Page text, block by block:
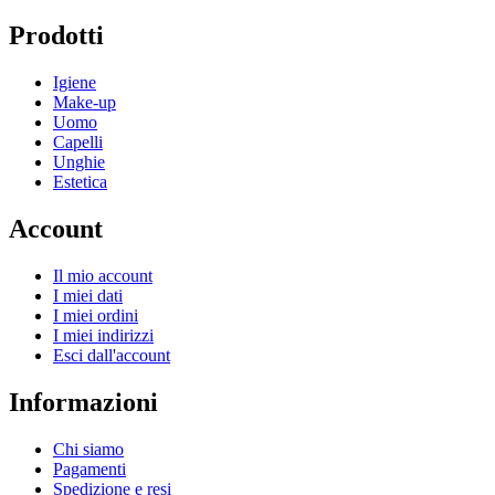
Prodotti
Igiene
Make-up
Uomo
Capelli
Unghie
Estetica
Account
Il mio account
I miei dati
I miei ordini
I miei indirizzi
Esci dall'account
Informazioni
Chi siamo
Pagamenti
Spedizione e resi